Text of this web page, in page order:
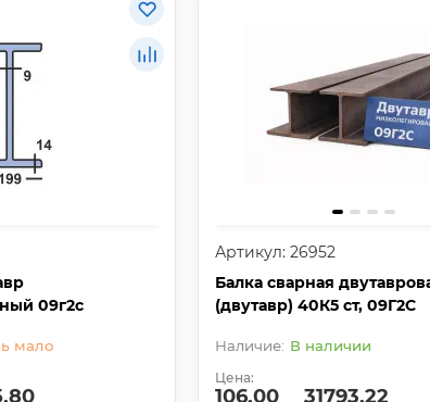
09г2с
мало
Артикул: 26952
Балка сварная
(двутавр) 40К5 ст, 09Г2С
В наличии
Цена:
106.00 31793.22